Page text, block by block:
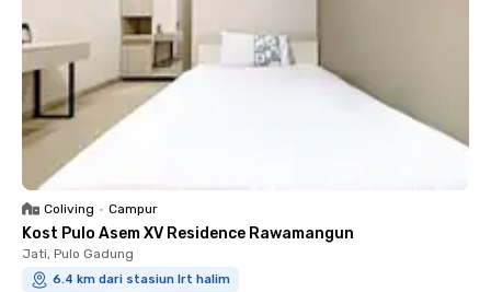
Coliving • Campur
Kost Pulo Asem XV Residence Rawamangun
Jati, Pulo Gadung
6.4 km dari stasiun lrt halim